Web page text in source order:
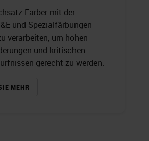
Färber mit der
und Spezialfärbungen
verarbeiten, um hohen
und kritischen
gerecht zu werden.
MEHR